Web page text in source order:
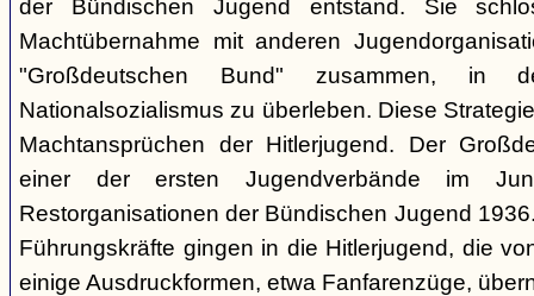
der Bündischen Jugend entstand. Sie
Machtübernahme mit anderen
"Großdeutschen Bund" zusammen,
Nationalsozialismus zu überleben. Diese
Machtansprüchen der Hitlerjugend. Der
einer der ersten Jugendverbände im
Restorganisationen der Bündischen Jugend
Führungskräfte gingen in die Hitlerjugend, die
einige Ausdruckformen, etwa Fanfarenzüge,